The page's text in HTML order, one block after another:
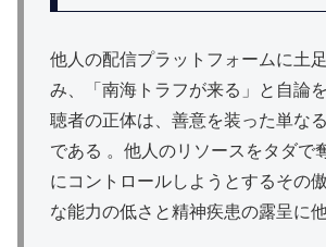
他人の配信プラットフォームに土
み、「南海トラフが来る」と自論
聴者の正体は、善意を装った単な
である 。他人のリソースをタダで
にコントロールしようとするその
な能力の低さと精神疾患の露呈に他